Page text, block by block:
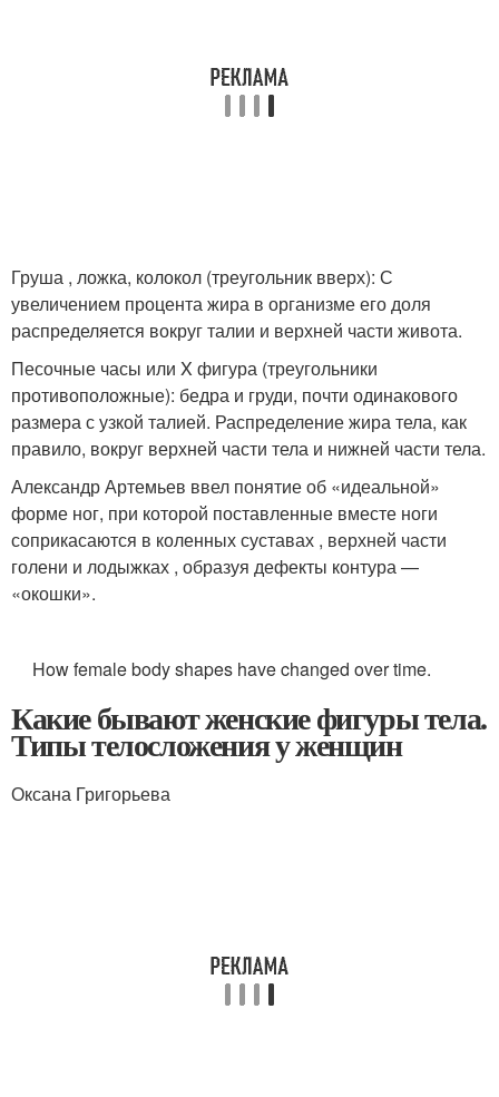
Груша , ложка, колокол (треугольник вверх): С
увеличением процента жира в организме его доля
распределяется вокруг талии и верхней части живота.
Песочные часы или X фигура (треугольники
противоположные): бедра и груди, почти одинакового
размера с узкой талией. Распределение жира тела, как
правило, вокруг верхней части тела и нижней части тела.
Александр Артемьев ввел понятие об «идеальной»
форме ног, при которой поставленные вместе ноги
соприкасаются в коленных суставах , верхней части
голени и лодыжках , образуя дефекты контура —
«окошки».
How female body shapes have changed over time.
Какие бывают женские фигуры тела.
Типы телосложения у женщин
Оксана Григорьева